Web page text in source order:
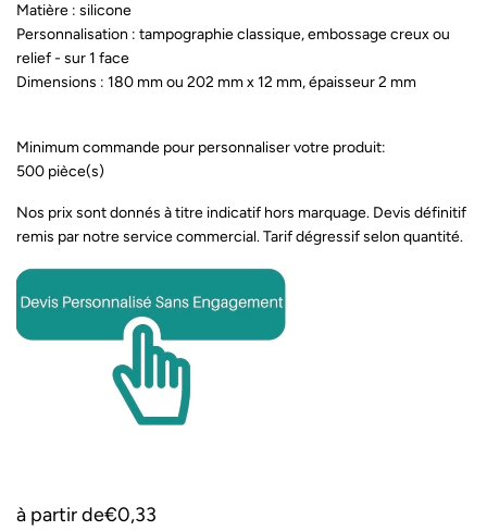
Matière : silicone
Personnalisation : tampographie classique, embossage creux ou
relief - sur 1 face
Dimensions : 180 mm ou 202 mm x 12 mm, épaisseur 2 mm
Minimum commande pour personnaliser votre produit:
500 pièce(s)
Nos prix sont donnés à titre indicatif hors marquage. Devis définitif
remis par notre service commercial. Tarif dégressif selon quantité.
à partir de€0,33